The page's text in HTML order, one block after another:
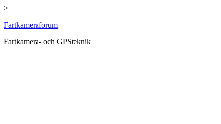
>
Hoppa
innehåll
Fartkameraforum
Fartkamera- och GPSteknik